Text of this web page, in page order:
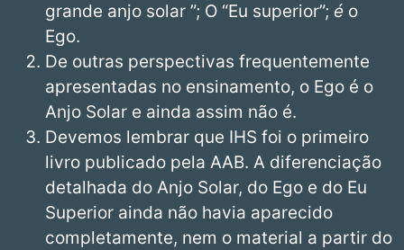
grande anjo solar ”; O “Eu superior”; é o
Ego.
De outras perspectivas frequentemente
apresentadas no ensinamento, o Ego é o
Anjo Solar e ainda assim não é.
Devemos lembrar que IHS foi o primeiro
livro publicado pela AAB. A diferenciação
detalhada do Anjo Solar, do Ego e do Eu
Superior ainda não havia aparecido
completamente, nem o material a partir do